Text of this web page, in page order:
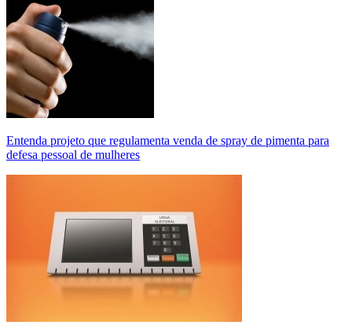
Entenda projeto que regulamenta venda de spray de pimenta para
defesa pessoal de mulheres